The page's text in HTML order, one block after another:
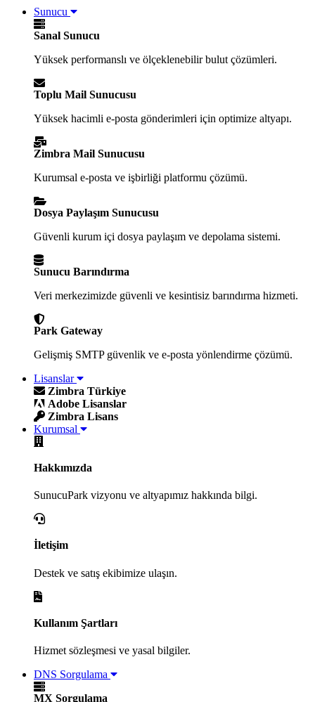
Sunucu
Sanal Sunucu
Yüksek performanslı ve ölçeklenebilir bulut çözümleri.
Toplu Mail Sunucusu
Yüksek hacimli e-posta gönderimleri için optimize altyapı.
Zimbra Mail Sunucusu
Kurumsal e-posta ve işbirliği platformu çözümü.
Dosya Paylaşım Sunucusu
Güvenli kurum içi dosya paylaşım ve depolama sistemi.
Sunucu Barındırma
Veri merkezimizde güvenli ve kesintisiz barındırma hizmeti.
Park Gateway
Gelişmiş SMTP güvenlik ve e-posta yönlendirme çözümü.
Lisanslar
Zimbra Türkiye
Adobe Lisanslar
Zimbra Lisans
Kurumsal
Hakkımızda
SunucuPark vizyonu ve altyapımız hakkında bilgi.
İletişim
Destek ve satış ekibimize ulaşın.
Kullanım Şartları
Hizmet sözleşmesi ve yasal bilgiler.
DNS Sorgulama
MX Sorgulama